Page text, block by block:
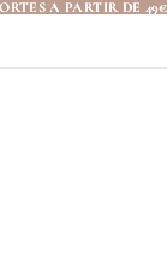
A PARTIR DE 49€
A PARTIR DE 49€